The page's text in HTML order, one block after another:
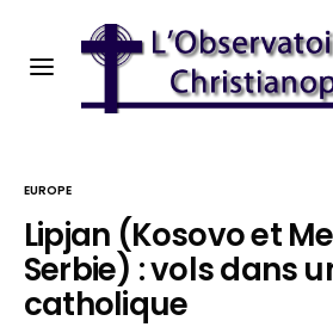
EUROPE
Lipjan (Kosovo et
Serbie) : vols dans
catholique